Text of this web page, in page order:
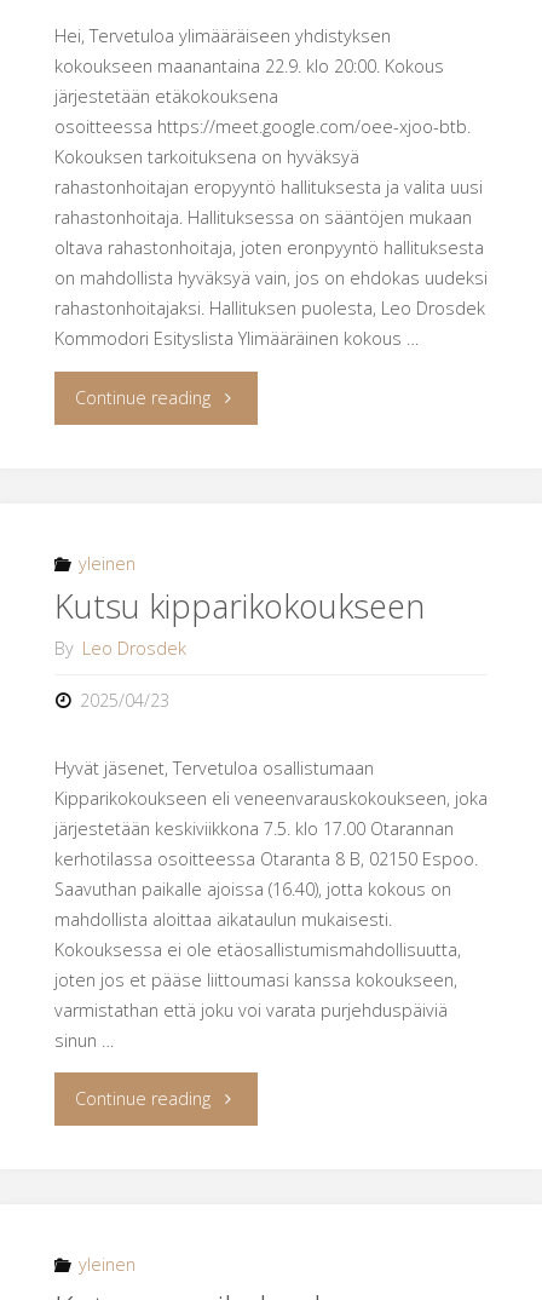
Hei, Tervetuloa ylimääräiseen yhdistyksen
kokoukseen maanantaina 22.9. klo 20:00. Kokous
järjestetään etäkokouksena
osoitteessa https://meet.google.com/oee-xjoo-btb.
Kokouksen tarkoituksena on hyväksyä
rahastonhoitajan eropyyntö hallituksesta ja valita uusi
rahastonhoitaja. Hallituksessa on sääntöjen mukaan
oltava rahastonhoitaja, joten eronpyyntö hallituksesta
on mahdollista hyväksyä vain, jos on ehdokas uudeksi
rahastonhoitajaksi. Hallituksen puolesta, Leo Drosdek
Kommodori Esityslista Ylimääräinen kokous …
Continue reading"Kutsu
yleinen
Kutsu kipparikokoukseen
By Leo Drosdek
2025/04/23
Hyvät jäsenet, Tervetuloa osallistumaan
Kipparikokoukseen eli veneenvarauskokoukseen, joka
järjestetään keskiviikkona 7.5. klo 17.00 Otarannan
kerhotilassa osoitteessa Otaranta 8 B, 02150 Espoo.
Saavuthan paikalle ajoissa (16.40), jotta kokous on
mahdollista aloittaa aikataulun mukaisesti.
Kokouksessa ei ole etäosallistumismahdollisuutta,
joten jos et pääse liittoumasi kanssa kokoukseen,
varmistathan että joku voi varata purjehduspäiviä
sinun …
Continue reading"Kutsu
yleinen